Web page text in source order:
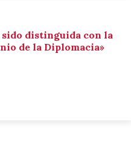
sido distinguida con la
de la Diplomacia»